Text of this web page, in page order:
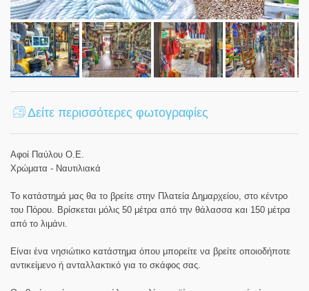
Δείτε περισσότερες φωτογραφίες
Αφοί Παύλου Ο.Ε.
Χρώματα - Ναυτιλιακά
Το κατάστημά μας θα το βρείτε στην Πλατεία Δημαρχείου, στο κέντρο
του Πόρου. Βρίσκεται μόλις 50 μέτρα από την θάλασσα και 150 μέτρα
από το λιμάνι.
Είναι ένα νησιώτικο κατάστημα όπου μπορείτε να βρείτε οποιοδήποτε
αντικείμενο ή ανταλλακτικό για το σκάφος σας.